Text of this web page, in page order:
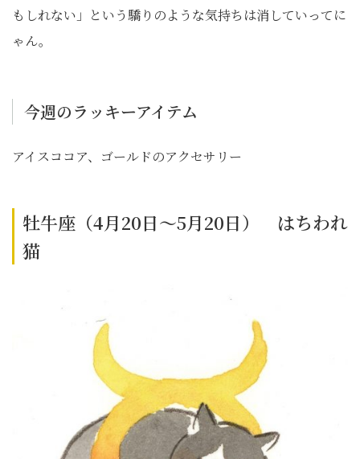
もしれない」という驕りのような気持ちは消していってに
ゃん。
今週のラッキーアイテム
アイスココア、ゴールドのアクセサリー
牡牛座（4月20日～5月20日） はちわれ
猫